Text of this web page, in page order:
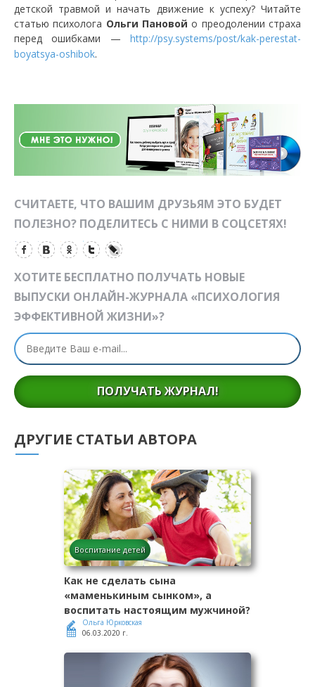
детской травмой и начать движение к успеху? Читайте
статью психолога Ольги Пановой о преодолении страха
перед ошибками — http://psy.systems/post/kak-perestat-
boyatsya-oshibok.
СЧИТАЕТЕ, ЧТО ВАШИМ ДРУЗЬЯМ ЭТО БУДЕТ
ПОЛЕЗНО? ПОДЕЛИТЕСЬ С НИМИ В СОЦСЕТЯХ!
ХОТИТЕ БЕСПЛАТНО ПОЛУЧАТЬ НОВЫЕ
ВЫПУСКИ ОНЛАЙН-ЖУРНАЛА «ПСИХОЛОГИЯ
ЭФФЕКТИВНОЙ ЖИЗНИ»?
ПОЛУЧАТЬ ЖУРНАЛ!
ДРУГИЕ СТАТЬИ АВТОРА
Воспитание детей
Как не сделать сына
«маменькиным сынком», а
воспитать настоящим мужчиной?
Ольга Юрковская
06.03.2020 г.